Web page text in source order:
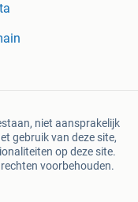
niet aansprakelijk
gebruik van deze site,
op deze site.
voorbehouden.